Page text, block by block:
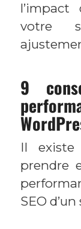
votre
9
Il existe
prendre
SEO